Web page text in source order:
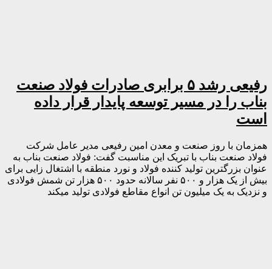
رفیعی رشد ۵ برابری صادرات فولاد صنعت
بناب را در مسیر توسعه پایدار قرار داده
است
همزمان با روز صنعت و معدن امین رفیعی مدیر عامل شرکت
فولاد صنعت بناب با تبریک این مناسبت گفت: فولاد صنعت بناب به
عنوان بزرگترین تولید کننده فولاد و نورد منطقه با اشتغال زایی برای
بیش از یک هزار و ۵۰۰ نفر سالانه حدود ۵۰۰ هزار تن شمش فولادی
و نزدیک به یک میلیون تن انواع مقاطع فولادی تولید میکند